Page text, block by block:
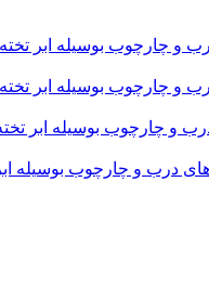
بوسیله ابر تخته
بوسیله ابر تخته
بوسیله ابر تخته
و چارچوب بوسیله ابر